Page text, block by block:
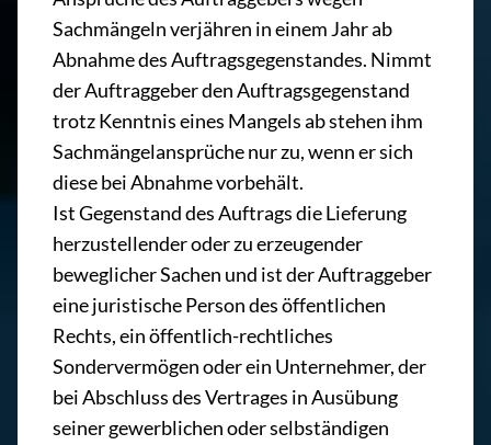
Sachmängeln verjähren in einem Jahr ab
Abnahme des Auftragsgegenstandes. Nimmt
der Auftraggeber den Auftragsgegenstand
trotz Kenntnis eines Mangels ab stehen ihm
Sachmängelansprüche nur zu, wenn er sich
diese bei Abnahme vorbehält.
Ist Gegenstand des Auftrags die Lieferung
herzustellender oder zu erzeugender
beweglicher Sachen und ist der Auftraggeber
eine juristische Person des öffentlichen
Rechts, ein öffentlich-rechtliches
Sondervermögen oder ein Unternehmer, der
bei Abschluss des Vertrages in Ausübung
seiner gewerblichen oder selbständigen